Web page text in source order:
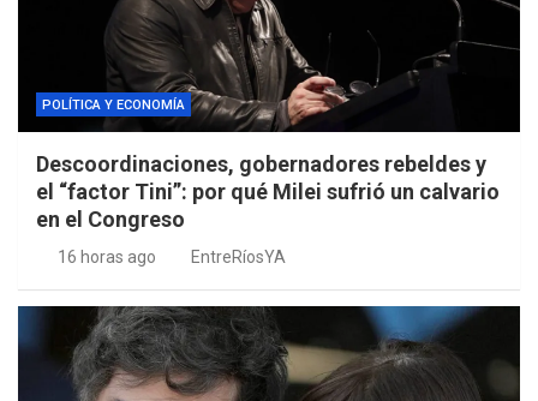
POLÍTICA Y ECONOMÍA
Descoordinaciones, gobernadores rebeldes y
el “factor Tini”: por qué Milei sufrió un calvario
en el Congreso
16 horas ago EntreRíosYA